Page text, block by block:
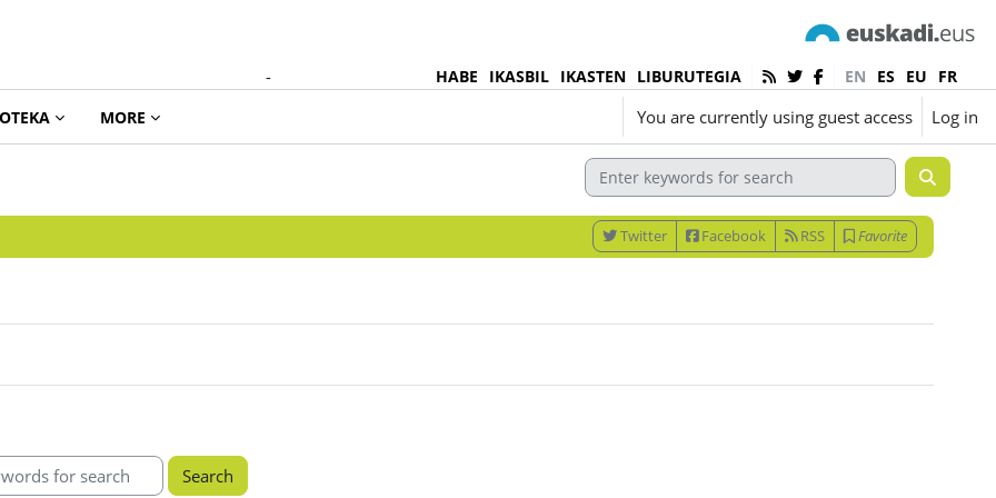
- HABE IKASBIL IKASTEN LIBURUTEGIA EN ES EU
FR
MORE You are currently using guest access Log in
Twitter Facebook RSS Favorite